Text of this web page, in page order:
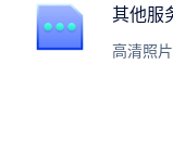
其他服
高清照